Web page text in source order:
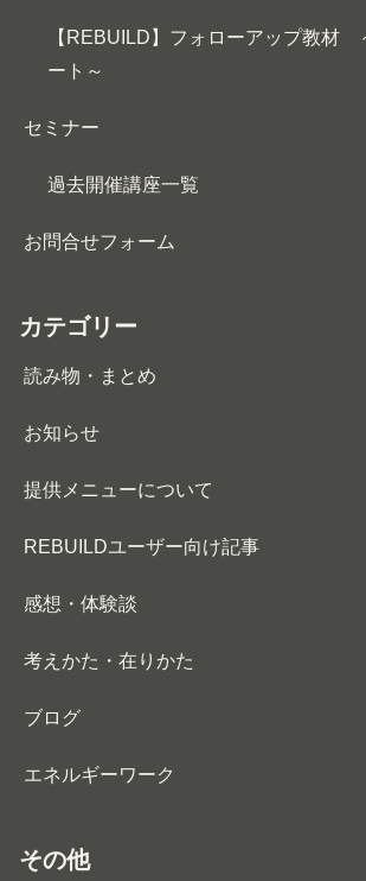
【REBUILD】フォローアップ教材
ート～
セミナー
過去開催講座一覧
お問合せフォーム
カテゴリー
読み物・まとめ
お知らせ
提供メニューについて
REBUILDユーザー向け記事
感想・体験談
考えかた・在りかた
ブログ
エネルギーワーク
その他